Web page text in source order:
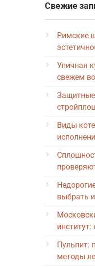
Свежие
Римские
Уличная
свежем
Виды
выбрать
Пульпит:
методы